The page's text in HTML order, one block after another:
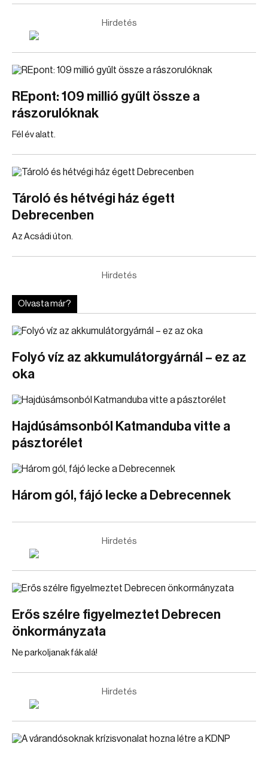
Hirdetés
REpont: 109 millió gyűlt össze a
rászorulóknak
Fél év alatt.
Tároló és hétvégi ház égett
Debrecenben
Az Acsádi úton.
Hirdetés
Olvasta már?
Folyó víz az akkumulátorgyárnál – ez az
oka
Hajdúsámsonból Katmanduba vitte a
pásztorélet
Három gól, fájó lecke a Debrecennek
Hirdetés
Erős szélre figyelmeztet Debrecen
önkormányzata
Ne parkoljanak fák alá!
Hirdetés